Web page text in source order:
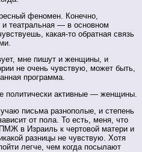
феномен. Конечно,
и театральная — в основном
какая-то обратная связь
мне пишут и женщины, и
не очень чувствую, может быть,
программа.
активные — женщины.
письма разнополые, и степень
от пола. То есть, меня, что
в Израиль к чертовой матери и
разницы не чувствую. Хотя
легче, чем когда посылают